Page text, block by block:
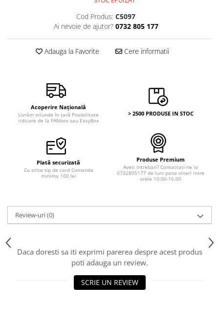
Monede Australia si Oceania
Monede Europa
Bancnote Australia si Oceania
Bancnote Europa
Gradate PMG
Cod Produs: C5097
Ai nevoie de ajutor? 0732 805 177
Adauga la Favorite Cere informatii
Acoperire Națională
Livrăm oriunde în țară Posibilitate
ridicare de la FANbox sau EasyBox
> 2500 PRODUSE IN STOC
Plată securizată
Cu orice tip de card Comanda
minima 100 lei
Produse Premium
Aveti intrebari? Contactati-ne la
0732805177 de luni pana vineri intre
orele 10:00-16:00
Review-uri(0)
Daca doresti sa iti exprimi parerea despre acest produs
poti adauga un review.
SCRIE UN REVIEW